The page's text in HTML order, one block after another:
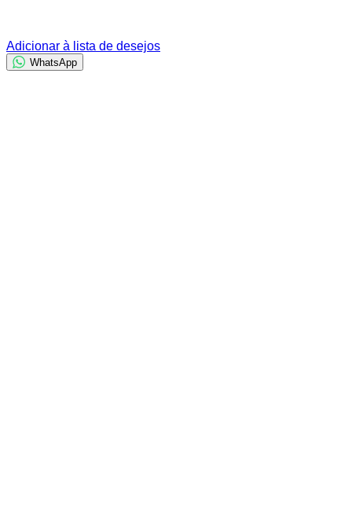
Adicionar à lista de desejos
WhatsApp